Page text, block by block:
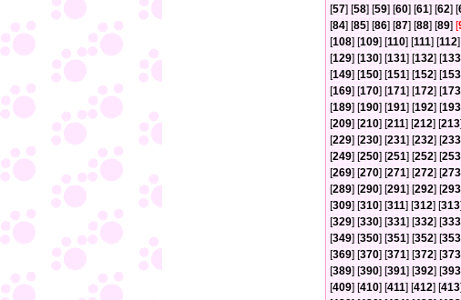
[57] [58] [59] [60] [61] [62] [
[84] [85] [86] [87] [88] [89] [
[108] [109] [110] [111] [112
[129] [130] [131] [132] [133
[149] [150] [151] [152] [153
[169] [170] [171] [172] [173
[189] [190] [191] [192] [193
[209] [210] [211] [212] [213
[229] [230] [231] [232] [233
[249] [250] [251] [252] [253
[269] [270] [271] [272] [273
[289] [290] [291] [292] [293
[309] [310] [311] [312] [313
[329] [330] [331] [332] [333
[349] [350] [351] [352] [353
[369] [370] [371] [372] [373
[389] [390] [391] [392] [393
[409] [410] [411] [412] [413